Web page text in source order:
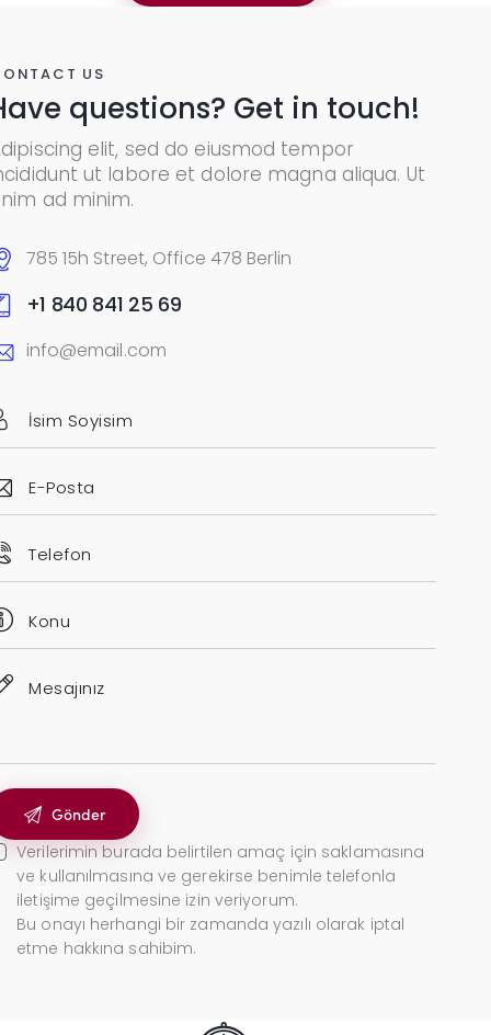
US
questions? Get in touch!
elit, sed do eiusmod tempor
ut labore et dolore magna aliqua. Ut
ad minim.
785 15h Street, Office 478 Berlin
+1 840 841 25 69
info@email.com
Verilerimin burada belirtilen amaç için saklamasına
ve kullanılmasına ve gerekirse benimle telefonla
iletişime geçilmesine izin veriyorum.
Bu onayı herhangi bir zamanda yazılı olarak iptal
etme hakkına sahibim.